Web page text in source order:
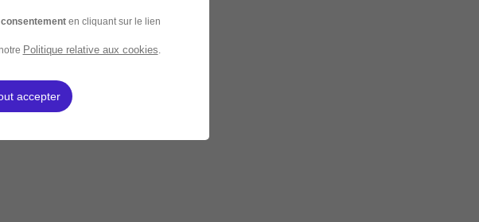
en cliquant sur le lien
Politique relative aux cookies
accepter